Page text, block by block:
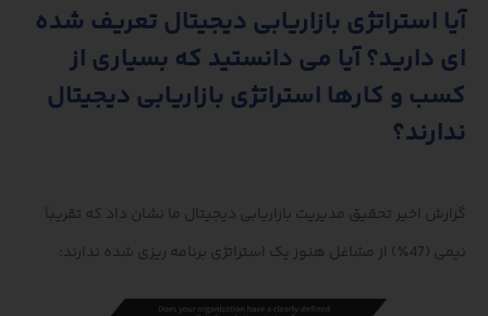
آیا استراتژی بازاریابی دیجیتال تعریف شده
ای دارید؟ آیا می دانستید که بسیاری از
کسب و کارها استراتژی بازاریابی دیجیتال
ندارند؟
گزارش اخیر تحقیق مدیریت بازاریابی دیجیتال ما نشان داد که تقریباً
نیمی (47٪) از مشاغل هنوز یک استراتژی برنامه ریزی شده ندارند: